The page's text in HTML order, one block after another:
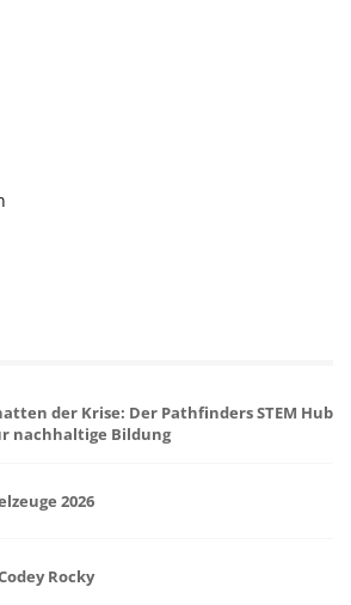
der Krise: Der Pathfinders STEM Hub
nachhaltige Bildung
2026
Rocky